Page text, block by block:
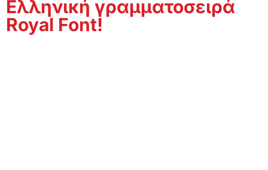
Ελληνική γραμματοσειρά
Royal Font!